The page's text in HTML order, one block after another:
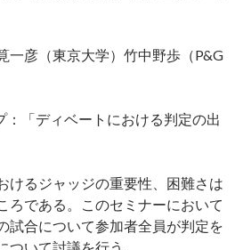
一彦（東京大学）竹中野歩（P&G
「ディベートにおける判定の出
けるジャッジの重要性、困難さは
ろである。このセミナーにおいて
試合について参加者全員が判定を
いて討議を行う。